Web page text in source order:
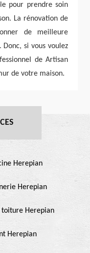
pour prendre soin
La rénovation de
de meilleure
si vous voulez
de Artisan
de votre maison.
Herepian
Herepian
toiture Herepian
Herepian